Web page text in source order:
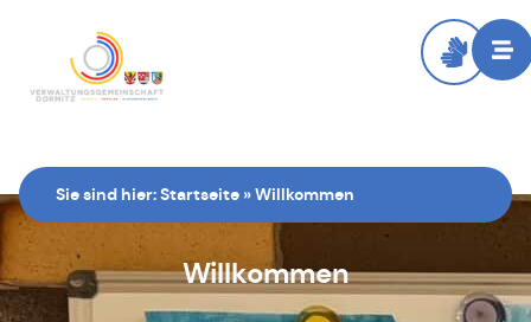
Sie sind hier:Startseite »Willkommen
Willkommen